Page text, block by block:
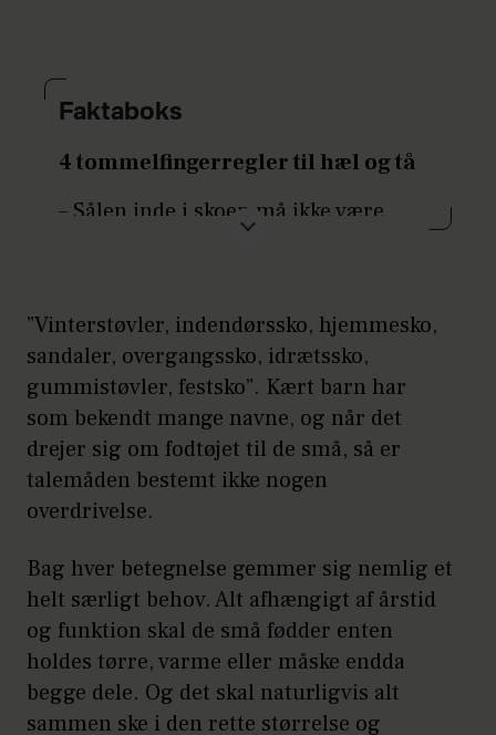
Faktaboks
4 tommelfingerregler til hæl og tå
– Sålen inde i skoen må ikke være
skæv.
– Der må ikke være en synlig, fast fold
uden på skoen, hvor skoen bøjer for at
følge tæerne under gang.
– Skoen må ikke være synligt skæv set
udefra.
Kilde: Forbrugerrådet Tænk
”Vinterstøvler, indendørssko, hjemmesko,
sandaler, overgangssko, idrætssko,
gummistøvler, festsko”. Kært barn har
som bekendt mange navne, og når det
drejer sig om fodtøjet til de små, så er
talemåden bestemt ikke nogen
overdrivelse.
Bag hver betegnelse gemmer sig nemlig et
helt særligt behov. Alt afhængigt af årstid
og funktion skal de små fødder enten
holdes tørre, varme eller måske endda
begge dele. Og det skal naturligvis alt
sammen ske i den rette størrelse og